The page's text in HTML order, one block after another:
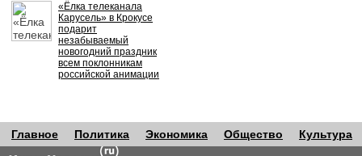
«Ёлка телеканала
Карусель» в Крокусе
подарит
незабываемый
новогодний праздник
всем поклонникам
российской анимации
Главное Политика Экономика Общество Культура